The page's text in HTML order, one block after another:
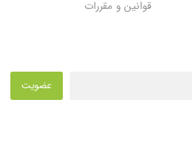
قوانین و مقررات
عضویت